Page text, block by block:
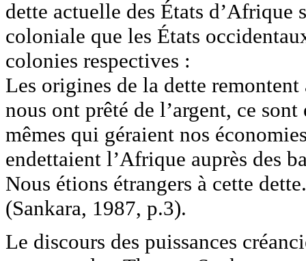
dette actuelle des États d’Afrique
coloniale que les États
colonies respectives :
Les origines de la dette
nous ont prêté de l’argent, ce
mêmes qui géraient nos
endettaient l’Afrique auprès des
Nous étions étrangers à cette
(Sankara, 1987, p.3).
Le discours des puissances